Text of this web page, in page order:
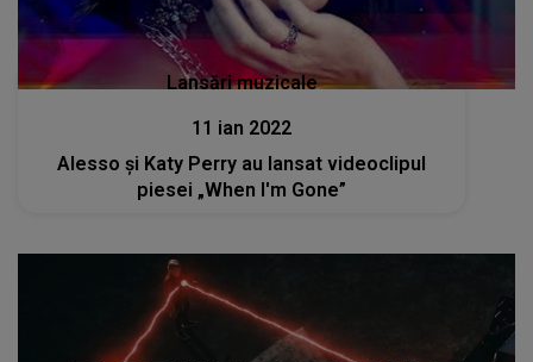
Lansări muzicale
11 ian 2022
Alesso și Katy Perry au lansat videoclipul
piesei „When I'm Gone”